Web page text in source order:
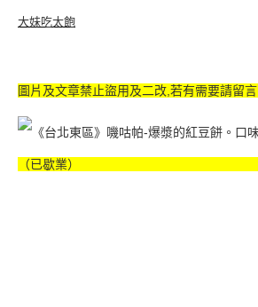
大妹吃太飽
圖片及文章禁止盜用及二改,若有需要請留言